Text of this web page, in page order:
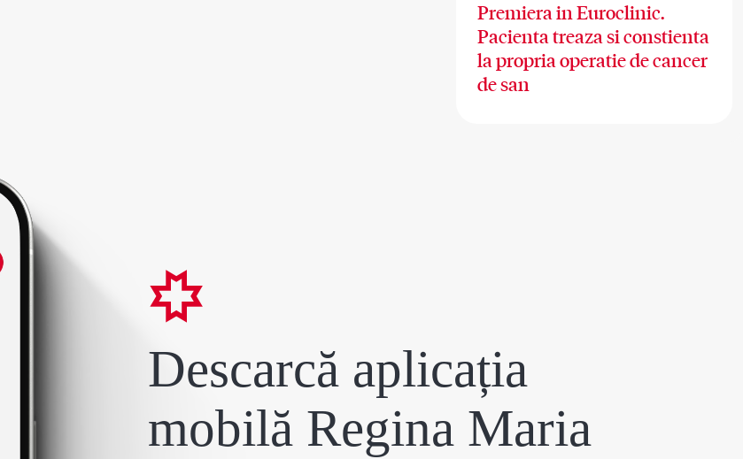
Premiera in Euroclinic.
Pacienta treaza si constienta
la propria operatie de cancer
de san
Descarcă aplicația
mobilă Regina Maria